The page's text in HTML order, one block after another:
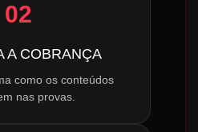
02
A COBRANÇA
como os conteúdos
nas provas.